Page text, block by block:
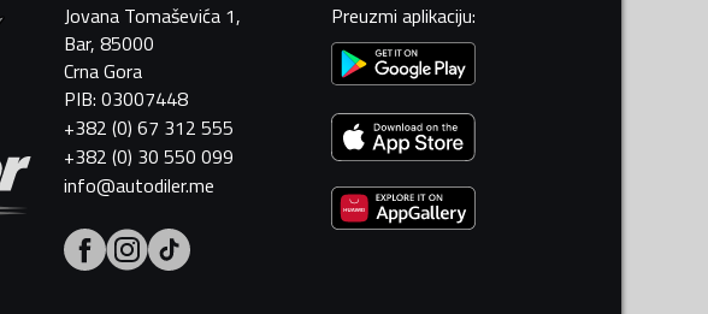
Jovana Tomaševića 1,
Bar, 85000
Crna Gora
PIB: 03007448
+382 (0) 67 312 555
+382 (0) 30 550 099
info@autodiler.me
Preuzmi aplikaciju: